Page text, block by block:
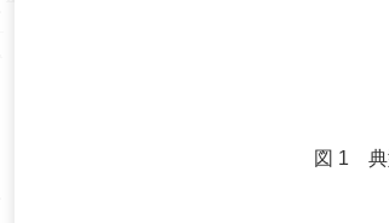
図 1 典